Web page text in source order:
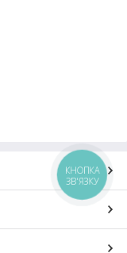
КНОПКА
ЗВ'ЯЗКУ